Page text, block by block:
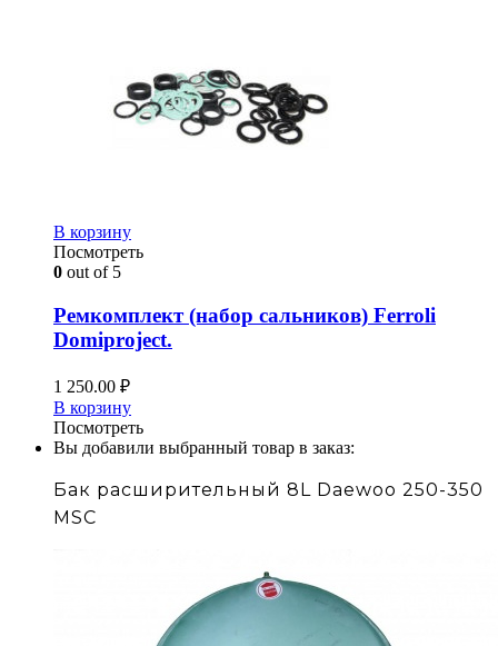
В корзину
Посмотреть
0 out of 5
Ремкомплект (набор сальников) Ferroli
Domiproject.
1 250.00 ₽
В корзину
Посмотреть
Вы добавили выбранный товар в заказ:
Бак расширительный 8L Daewoo 250-350
MSC